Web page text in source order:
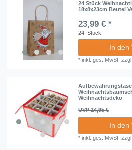
24 Stück
18x8x23cm Beutel
23,99 € *
24 Stück
In den
*inkl. ges. MwSt.
Weihnachtsdeko
UVP 14,95 €
In den
*inkl. ges. MwSt.